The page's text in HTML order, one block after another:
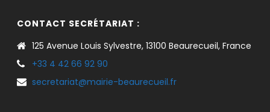
CONTACT SECRÉTARIAT :
125 Avenue Louis Sylvestre, 13100 Beaurecueil, France
+33 4 42 66 92 90
secretariat@mairie-beaurecueil.fr